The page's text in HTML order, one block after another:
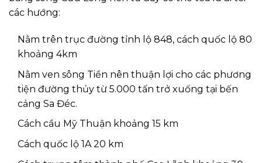
các hướng:
Nằm trên trục đường tỉnh lộ 848, cách quốc lộ 80
khoảng 4km
Nằm ven sông Tiền nên thuận lợi cho các phương
tiện đường thủy từ 5.000 tấn trở xuống tại bến
cảng Sa Đéc.
Cách cầu Mỹ Thuận khoảng 15 km
Cách quốc lộ 1A 20 km